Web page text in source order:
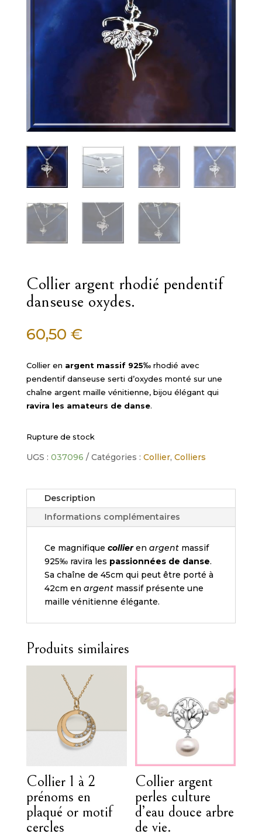
Collier argent rhodié pendentif
danseuse oxydes.
60,50 €
Collier en argent massif 925‰rhodié avec
pendentif danseuse serti d’oxydes monté sur une
chaîne argent maille vénitienne, bijou élégant qui
ravira les amateurs de danse.
Rupture de stock
UGS : 037096 Catégories : Collier, Colliers
Description
Informations complémentaires
Ce magnifique collieren argentmassif
925‰ ravira les passionnées de danse.
Sa chaîne de 45cm qui peut être porté à
42cm en argentmassif présente une
maille vénitienne élégante.
Produits similaires
Collier 1 à 2
prénoms en
plaqué or motif
cercles
Collier argent
perles culture
d’eau douce arbre
de vie.